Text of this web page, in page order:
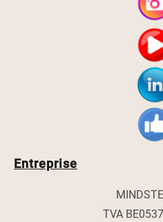
Entreprise
TVA